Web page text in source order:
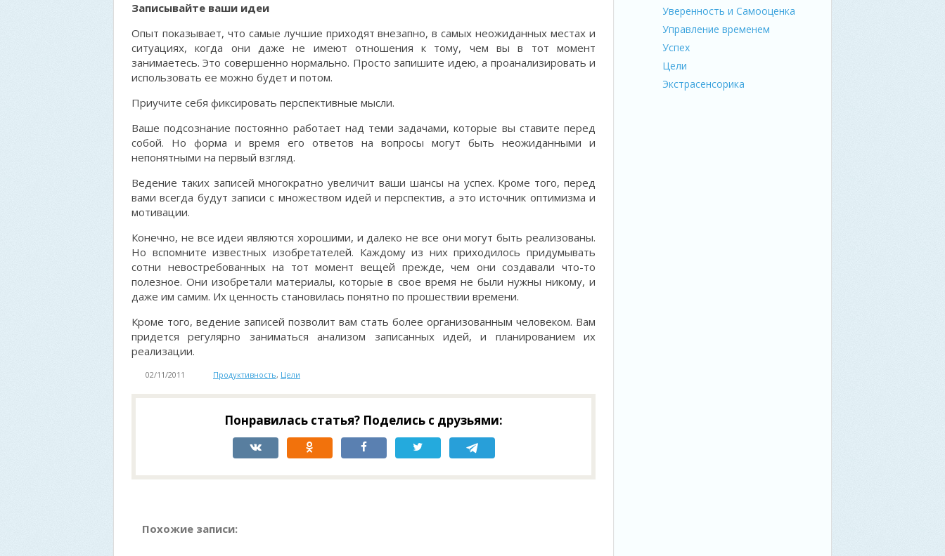
Записывайте ваши идеи
Опыт показывает, что самые лучшие приходят внезапно, в самых неожиданных местах и
ситуациях, когда они даже не имеют отношения к тому, чем вы в тот момент
занимаетесь. Это совершенно нормально. Просто запишите идею, а проанализировать и
использовать ее можно будет и потом.
Приучите себя фиксировать перспективные мысли.
Ваше подсознание постоянно работает над теми задачами, которые вы ставите перед
собой. Но форма и время его ответов на вопросы могут быть неожиданными и
непонятными на первый взгляд.
Ведение таких записей многократно увеличит ваши шансы на успех. Кроме того, перед
вами всегда будут записи с множеством идей и перспектив, а это источник оптимизма и
мотивации.
Конечно, не все идеи являются хорошими, и далеко не все они могут быть реализованы.
Но вспомните известных изобретателей. Каждому из них приходилось придумывать
сотни невостребованных на тот момент вещей прежде, чем они создавали что-то
полезное. Они изобретали материалы, которые в свое время не были нужны никому, и
даже им самим. Их ценность становилась понятно по прошествии времени.
Кроме того, ведение записей позволит вам стать более организованным человеком. Вам
придется регулярно заниматься анализом записанных идей, и планированием их
реализации.
02/11/2011 Продуктивность, Цели
Понравилась статья? Поделись с друзьями:
Похожие записи:
Уверенность и Самооценка
Управление временем
Успех
Цели
Экстрасенсорика